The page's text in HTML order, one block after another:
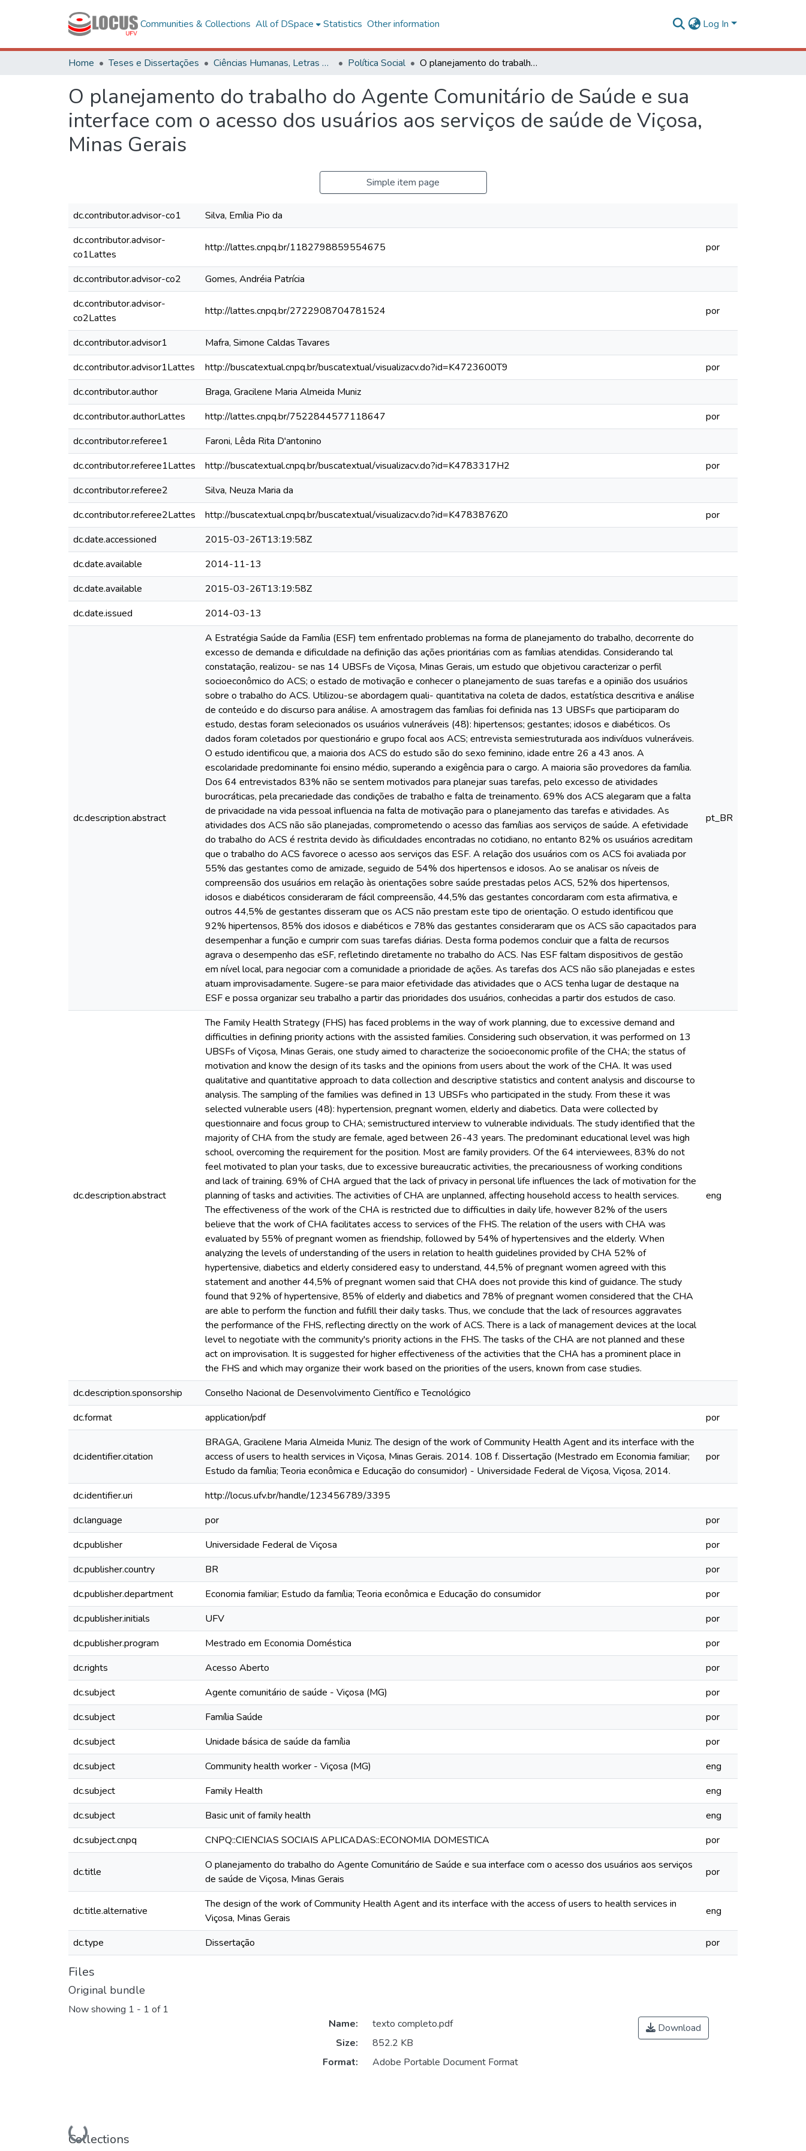
Communities & Collections All of DSpace Statistics Other information Log In
Home Teses e Dissertações Ciências Humanas, Letras e Artes Política Social O planejamento do trabalho do Agente Comunitário de Saúde e sua interface com o acesso dos usuários aos serviços de saúde de Viçosa, Minas Gerais
O planejamento do trabalho do Agente Comunitário de Saúde e sua
interface com o acesso dos usuários aos serviços de saúde de Viçosa,
Minas Gerais
Simple item page
dc.contributor.advisor-co1
Silva, Emília Pio da
dc.contributor.advisor-
co1Lattes
http://lattes.cnpq.br/1182798859554675 por
dc.contributor.advisor-co2
Gomes, Andréia Patrícia
dc.contributor.advisor-
co2Lattes
http://lattes.cnpq.br/2722908704781524 por
dc.contributor.advisor1
Mafra, Simone Caldas Tavares
dc.contributor.advisor1Lattes
http://buscatextual.cnpq.br/buscatextual/visualizacv.do?id=K4723600T9
por
dc.contributor.author
Braga, Gracilene Maria Almeida Muniz
dc.contributor.authorLattes
http://lattes.cnpq.br/7522844577118647
por
dc.contributor.referee1
Faroni, Lêda Rita D'antonino
dc.contributor.referee1Lattes
http://buscatextual.cnpq.br/buscatextual/visualizacv.do?id=K4783317H2
por
dc.contributor.referee2
Silva, Neuza Maria da
dc.contributor.referee2Lattes
http://buscatextual.cnpq.br/buscatextual/visualizacv.do?id=K4783876Z0
por
dc.date.accessioned
2015-03-26T13:19:58Z
dc.date.available
2014-11-13
dc.date.available
2015-03-26T13:19:58Z
dc.date.issued
2014-03-13
dc.description.abstract
A Estratégia Saúde da Família (ESF) tem enfrentado problemas na forma de planejamento do trabalho, decorrente do
excesso de demanda e dificuldade na definição das ações prioritárias com as famílias atendidas. Considerando tal
constatação, realizou- se nas 14 UBSFs de Viçosa, Minas Gerais, um estudo que objetivou caracterizar o perfil
socioeconômico do ACS; o estado de motivação e conhecer o planejamento de suas tarefas e a opinião dos usuários
sobre o trabalho do ACS. Utilizou-se abordagem quali- quantitativa na coleta de dados, estatística descritiva e análise
de conteúdo e do discurso para análise. A amostragem das famílias foi definida nas 13 UBSFs que participaram do
estudo, destas foram selecionados os usuários vulneráveis (48): hipertensos; gestantes; idosos e diabéticos. Os
dados foram coletados por questionário e grupo focal aos ACS; entrevista semiestruturada aos indivíduos vulneráveis.
O estudo identificou que, a maioria dos ACS do estudo são do sexo feminino, idade entre 26 a 43 anos. A
escolaridade predominante foi ensino médio, superando a exigência para o cargo. A maioria são provedores da família.
Dos 64 entrevistados 83% não se sentem motivados para planejar suas tarefas, pelo excesso de atividades
burocráticas, pela precariedade das condições de trabalho e falta de treinamento. 69% dos ACS alegaram que a falta
de privacidade na vida pessoal influencia na falta de motivação para o planejamento das tarefas e atividades. As
atividades dos ACS não são planejadas, comprometendo o acesso das famílias aos serviços de saúde. A efetividade
do trabalho do ACS é restrita devido às dificuldades encontradas no cotidiano, no entanto 82% os usuários acreditam
que o trabalho do ACS favorece o acesso aos serviços das ESF. A relação dos usuários com os ACS foi avaliada por
55% das gestantes como de amizade, seguido de 54% dos hipertensos e idosos. Ao se analisar os níveis de
compreensão dos usuários em relação às orientações sobre saúde prestadas pelos ACS, 52% dos hipertensos,
idosos e diabéticos consideraram de fácil compreensão, 44,5% das gestantes concordaram com esta afirmativa, e
outros 44,5% de gestantes disseram que os ACS não prestam este tipo de orientação. O estudo identificou que
92% hipertensos, 85% dos idosos e diabéticos e 78% das gestantes consideraram que os ACS são capacitados para
desempenhar a função e cumprir com suas tarefas diárias. Desta forma podemos concluir que a falta de recursos
agrava o desempenho das eSF, refletindo diretamente no trabalho do ACS. Nas ESF faltam dispositivos de gestão
em nível local, para negociar com a comunidade a prioridade de ações. As tarefas dos ACS não são planejadas e estes
atuam improvisadamente. Sugere-se para maior efetividade das atividades que o ACS tenha lugar de destaque na
ESF e possa organizar seu trabalho a partir das prioridades dos usuários, conhecidas a partir dos estudos de caso.
pt_BR
dc.description.abstract
The Family Health Strategy (FHS) has faced problems in the way of work planning, due to excessive demand and
difficulties in defining priority actions with the assisted families. Considering such observation, it was performed on 13
UBSFs of Viçosa, Minas Gerais, one study aimed to characterize the socioeconomic profile of the CHA; the status of
motivation and know the design of its tasks and the opinions from users about the work of the CHA. It was used
qualitative and quantitative approach to data collection and descriptive statistics and content analysis and discourse to
analysis. The sampling of the families was defined in 13 UBSFs who participated in the study. From these it was
selected vulnerable users (48): hypertension, pregnant women, elderly and diabetics. Data were collected by
questionnaire and focus group to CHA; semistructured interview to vulnerable individuals. The study identified that the
majority of CHA from the study are female, aged between 26-43 years. The predominant educational level was high
school, overcoming the requirement for the position. Most are family providers. Of the 64 interviewees, 83% do not
feel motivated to plan your tasks, due to excessive bureaucratic activities, the precariousness of working conditions
and lack of training. 69% of CHA argued that the lack of privacy in personal life influences the lack of motivation for the
planning of tasks and activities. The activities of CHA are unplanned, affecting household access to health services.
The effectiveness of the work of the CHA is restricted due to difficulties in daily life, however 82% of the users
believe that the work of CHA facilitates access to services of the FHS. The relation of the users with CHA was
evaluated by 55% of pregnant women as friendship, followed by 54% of hypertensives and the elderly. When
analyzing the levels of understanding of the users in relation to health guidelines provided by CHA 52% of
hypertensive, diabetics and elderly considered easy to understand, 44,5% of pregnant women agreed with this
statement and another 44,5% of pregnant women said that CHA does not provide this kind of guidance. The study
found that 92% of hypertensive, 85% of elderly and diabetics and 78% of pregnant women considered that the CHA
are able to perform the function and fulfill their daily tasks. Thus, we conclude that the lack of resources aggravates
the performance of the FHS, reflecting directly on the work of ACS. There is a lack of management devices at the local
level to negotiate with the community's priority actions in the FHS. The tasks of the CHA are not planned and these
act on improvisation. It is suggested for higher effectiveness of the activities that the CHA has a prominent place in
the FHS and which may organize their work based on the priorities of the users, known from case studies.
eng
dc.description.sponsorship
Conselho Nacional de Desenvolvimento Científico e Tecnológico
dc.format
application/pdf por
dc.identifier.citation
BRAGA, Gracilene Maria Almeida Muniz. The design of the work of Community Health Agent and its interface with the
access of users to health services in Viçosa, Minas Gerais. 2014. 108 f. Dissertação (Mestrado em Economia familiar;
Estudo da família; Teoria econômica e Educação do consumidor) - Universidade Federal de Viçosa, Viçosa, 2014.
por
dc.identifier.uri
http://locus.ufv.br/handle/123456789/3395
dc.language
por
por
dc.publisher
Universidade Federal de Viçosa
por
dc.publisher.country
BR
por
dc.publisher.department
Economia familiar; Estudo da família; Teoria econômica e Educação do consumidor
por
dc.publisher.initials
UFV
por
dc.publisher.program
Mestrado em Economia Doméstica
por
dc.rights
Acesso Aberto
por
dc.subject
Agente comunitário de saúde - Viçosa (MG)
por
dc.subject
Família Saúde
por
dc.subject
Unidade básica de saúde da família
por
dc.subject
Community health worker - Viçosa (MG)
eng
dc.subject
Family Health
eng
dc.subject
Basic unit of family health
eng
dc.subject.cnpq
CNPQ::CIENCIAS SOCIAIS APLICADAS::ECONOMIA DOMESTICA por
dc.title
O planejamento do trabalho do Agente Comunitário de Saúde e sua interface com o acesso dos usuários aos serviços
de saúde de Viçosa, Minas Gerais
por
dc.title.alternative
The design of the work of Community Health Agent and its interface with the access of users to health services in
Viçosa, Minas Gerais
eng
dc.type Dissertação por
Files
Original bundle
Now showing 1 - 1 of 1
Loading...
Name:
texto completo.pdf
Size:
852.2 KB
Format:
Adobe Portable Document Format
Download
Collections